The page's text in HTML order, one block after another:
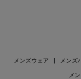
メンズウェア メンズ
メ